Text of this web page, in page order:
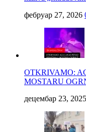
фебруар 27, 2026
OTKRIVAMO:
MOSTARU
децембар 23, 2025